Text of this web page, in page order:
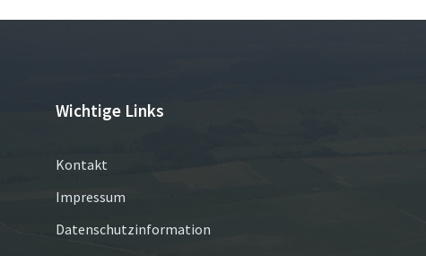
Wichtige Links
Kontakt
Impressum
Datenschutzinformation